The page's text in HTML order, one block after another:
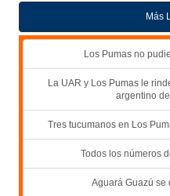
Más
Los Pumas no
La UAR y Los Pumas le
argentino
Tres tucumanos en Los
Todos los números
Aguará Guazú se